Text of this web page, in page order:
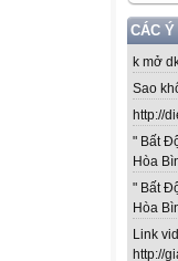
CÁC
k mở
Sao
http://
" Bất
Hòa
" Bất
Hòa
Link
http://